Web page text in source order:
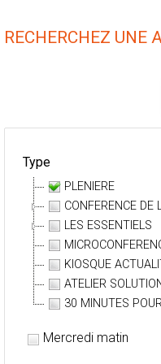
RECHERCHEZ UNE
Type
PLENIERE
CONFERENCE DE
LES ESSENTIELS
KIOSQUE
ATELIER
30 MINUTES
Mercredi matin